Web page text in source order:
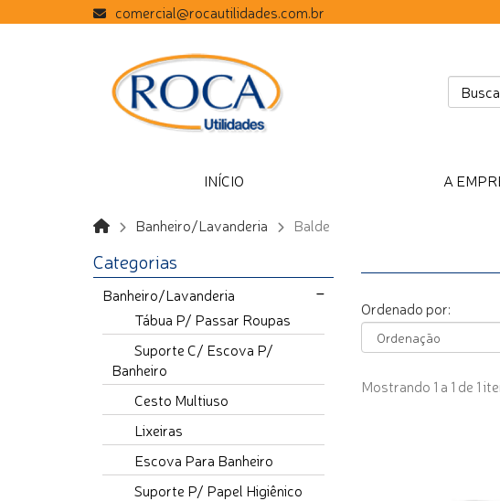
comercial@rocautilidades.com.br
INÍCIO A
Banheiro/Lavanderia Balde
Categorias
Banheiro/Lavanderia
Tábua P/ Passar Roupas
Suporte C/ Escova P/
Banheiro
Cesto Multiuso
Lixeiras
Escova Para Banheiro
Suporte P/ Papel Higiênico
Ordenado por:
Mostrando 1 a 1 de 1